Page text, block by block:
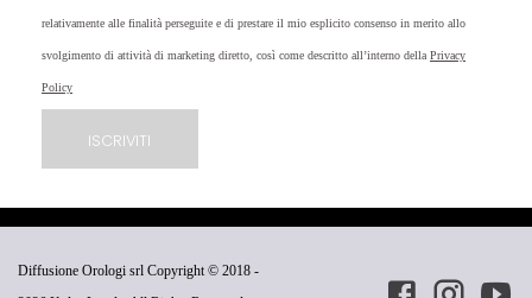
relativamente alle finalità perseguite e di prestare il mio esplicito consenso in merito allo
svolgimento di attività di marketing diretto, così come descritto all’interno della Privacy
Policy
Diffusione Orologi srl Copyright © 2018 -